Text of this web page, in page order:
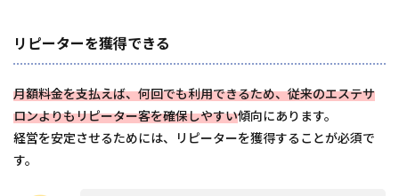
リピーターを獲得できる
月額料金を支払えば、何回でも利用できるため、従来のエステサ
ロンよりもリピーター客を確保しやすい傾向にあります。
経営を安定させるためには、リピーターを獲得することが必須で
す。